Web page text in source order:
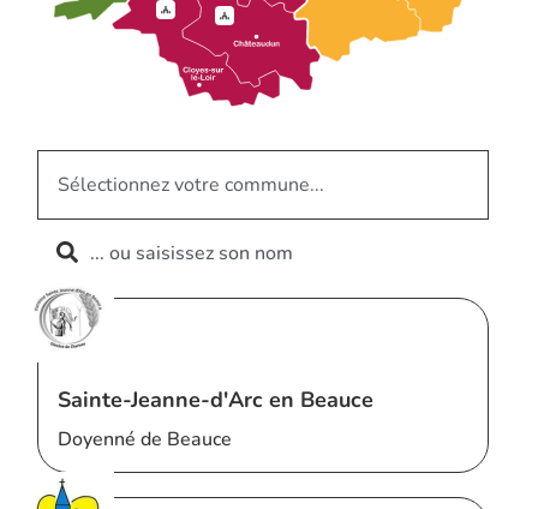
Sainte-Jeanne-d'Arc en Beauce
Doyenné de Beauce